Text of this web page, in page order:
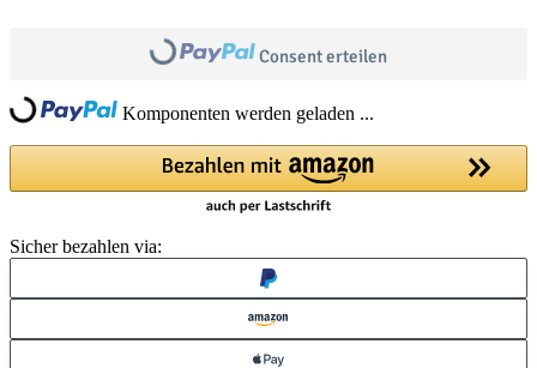
Loading... Consent erteilen
Loading... Komponenten werden geladen ...
Sicher bezahlen via: